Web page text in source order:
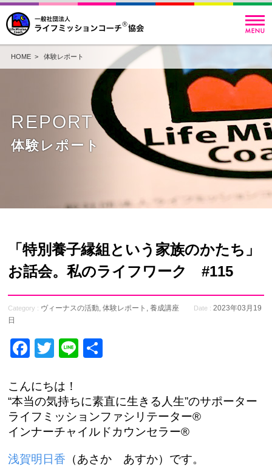
HOME> 体験レポート
REPORT
体験レポート
「特別養子縁組という家族のかたち」
お話会。私のライフワーク #115
Category : ヴィーナスの活動,体験レポート ,養成講座 Date : 2023年03月19
日
Facebook
Twitter
Line
こんにちは！
“本当の気持ちに素直に生きる人生”のサポーター
ライフミッションファシリテーター®
インナーチャイルドカウンセラー®
浅賀明日香 （あさか あすか）です。